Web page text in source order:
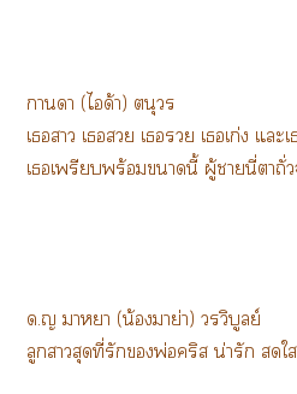
าา (ได้า) ตนุวร
เา เ เ เเก่ง แ
เเพรียบพร้อมานี้ ผู้านี่าถั่
ด.ญ าหา (น้องมาย่า) วรวิบูลย์
ลูกาสุดที่รักพ่อคริส น่ารัก ใ